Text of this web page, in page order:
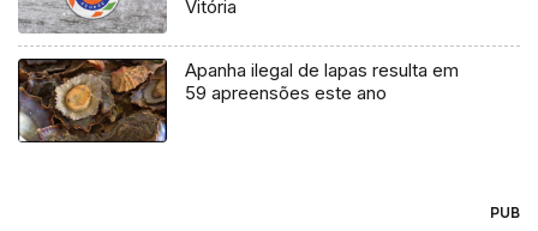
Vitória
Apanha ilegal de lapas resulta em
59 apreensões este ano
PUB